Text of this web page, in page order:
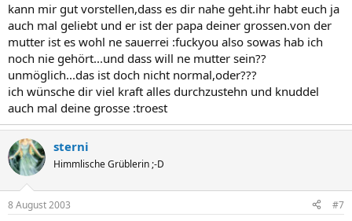
kann mir gut vorstellen,dass es dir nahe geht.ihr habt euch ja
auch mal geliebt und er ist der papa deiner grossen.von der
mutter ist es wohl ne sauerrei :fuckyou also sowas hab ich
noch nie gehört...und dass will ne mutter sein??
unmöglich...das ist doch nicht normal,oder???
ich wünsche dir viel kraft alles durchzustehn und knuddel
auch mal deine grosse :troest
sterni
Himmlische Grüblerin ;-D
8 August 2003 #7